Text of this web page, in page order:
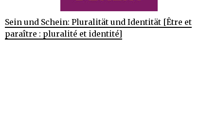
Sein und Schein: Pluralität und Identität [Être et
paraître : pluralité et identité]